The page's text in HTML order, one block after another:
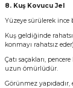
8. Kuş Kovucu Jel
Yüzeye sürülerek
Kuş geldiğinde
konmayı rahatsız
Çatı saçakları,
uzun ömürlüdür.
Görünmez